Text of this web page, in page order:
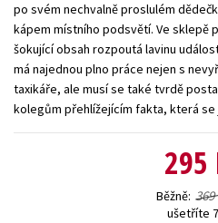
po svém nechvalně proslulém
kápem místního podsvětí. Ve sklepě
šokující obsah rozpoutá lavinu
má najednou plno práce nejen s
taxikáře, ale musí se také tvrdě
kolegům přehlížejícím fakta, která se
295
Běžně 369
ušetříte